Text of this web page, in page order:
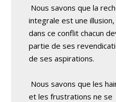
Nous savons que la
integrale est une
dans ce conflit chacun
partie de ses
de ses aspirations.
Nous savons que les
et les frustrations ne se